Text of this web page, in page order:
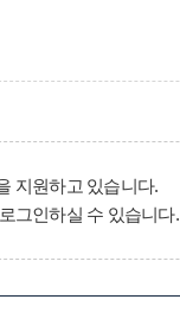
지원하고 있습니다.
그인하실 수 있습니다.